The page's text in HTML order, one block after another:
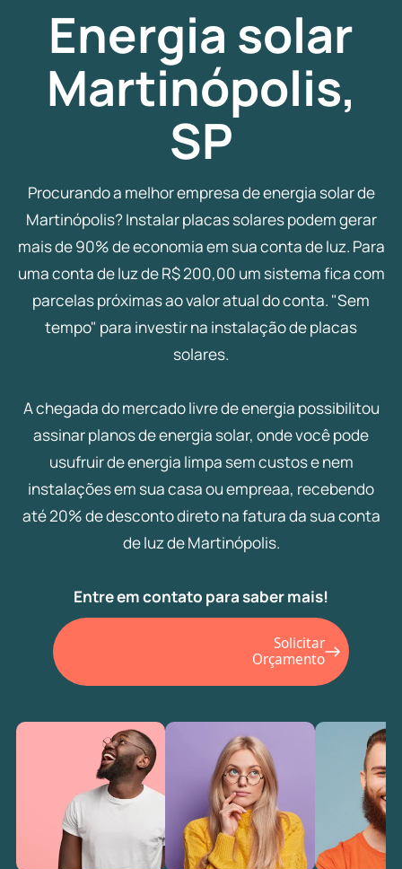
Energia solar
Martinópolis,
SP
Procurando a melhor empresa de energia solar de
Martinópolis? Instalar placas solares podem gerar
mais de 90% de economia em sua conta de luz. Para
uma conta de luz de R$ 200,00 um sistema fica com
parcelas próximas ao valor atual do conta. "Sem
tempo" para investir na instalação de placas
solares.
A chegada do mercado livre de energia possibilitou
assinar planos de energia solar, onde você pode
usufruir de energia limpa sem custos e nem
instalações em sua casa ou empreaa, recebendo
até 20% de desconto direto na fatura da sua conta
de luz de Martinópolis.
Entre em contato para saber mais!
Solicitar
Orçamento